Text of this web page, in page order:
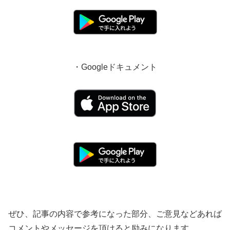
・Googleドキュメント
ぜひ、記事の内容で参考になった部分、ご意見などあれば